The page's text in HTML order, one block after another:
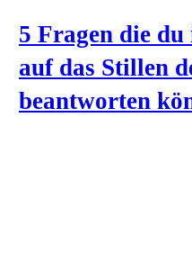
5 Fragen die
auf das Stillen
beantworten